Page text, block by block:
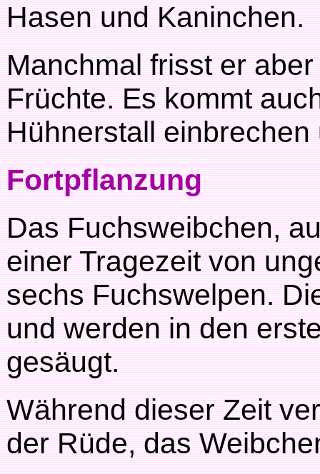
Hasen und Kaninchen.
Manchmal frisst er
Früchte. Es kommt
Hühnerstall
Fortpflanzung
Das Fuchsweibchen,
einer Tragezeit von
sechs Fuchswelpen.
und werden in den
gesäugt.
Während dieser Zeit
der Rüde, das